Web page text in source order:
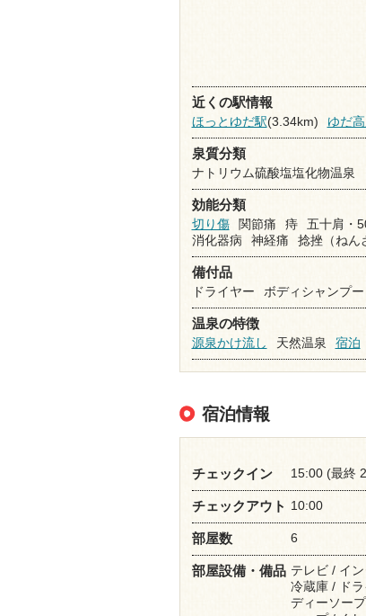
近くの駅情報
ほっとゆだ駅(3.34km) ゆだ
泉質分類
ナトリウム硫酸塩塩化物温泉
効能分類
切り傷
関節痛 痔 五十肩・
消化器病
神経痛 捻挫（ねん
備付品
ドライヤー
ボディシャンプー
温泉の特徴
源泉かけ流し
天然温泉 宿泊
宿泊情報
チェックイン 15:00 (最終
チェックアウト 10:00
部屋数 6
部屋設備・備品 テレビ / イ
冷蔵庫 / ド
ディーソー